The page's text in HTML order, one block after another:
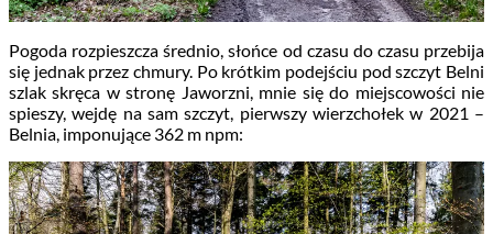
Pogoda rozpieszcza średnio, słońce od czasu do czasu przebija
się jednak przez chmury. Po krótkim podejściu pod szczyt Belni
szlak skręca w stronę Jaworzni, mnie się do miejscowości nie
spieszy, wejdę na sam szczyt, pierwszy wierzchołek w 2021 –
Belnia, imponujące 362 m npm: